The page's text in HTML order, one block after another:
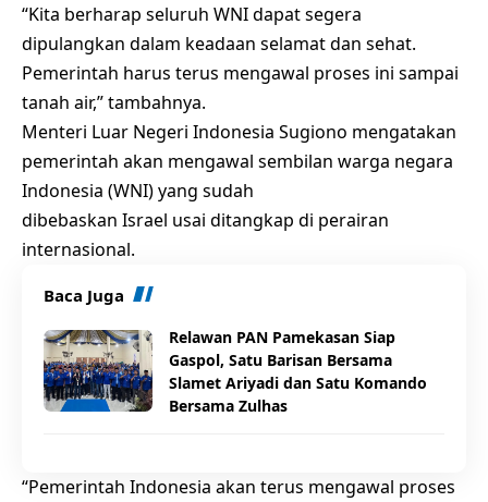
“Kita berharap seluruh WNI dapat segera
dipulangkan dalam keadaan selamat dan sehat.
Pemerintah harus terus mengawal proses ini sampai
tanah air,” tambahnya.
Menteri Luar Negeri Indonesia Sugiono mengatakan
pemerintah akan mengawal sembilan warga negara
Indonesia (WNI) yang sudah
dibebaskan Israel usai ditangkap di perairan
internasional.
Baca Juga
Relawan PAN Pamekasan Siap
Gaspol, Satu Barisan Bersama
Slamet Ariyadi dan Satu Komando
Bersama Zulhas
“Pemerintah Indonesia akan terus mengawal proses